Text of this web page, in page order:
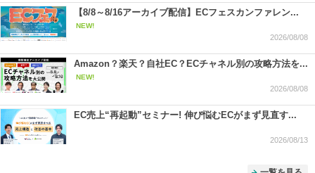
【8/8～8/16アーカイブ配信】ECフェスカンファレン...
NEW!
2026/08/08
Amazon？楽天？自社EC？ECチャネル別の攻略方法を...
NEW!
2026/08/08
EC売上“再起動”セミナー! 伸び悩むECがまず見直す...
2026/08/13